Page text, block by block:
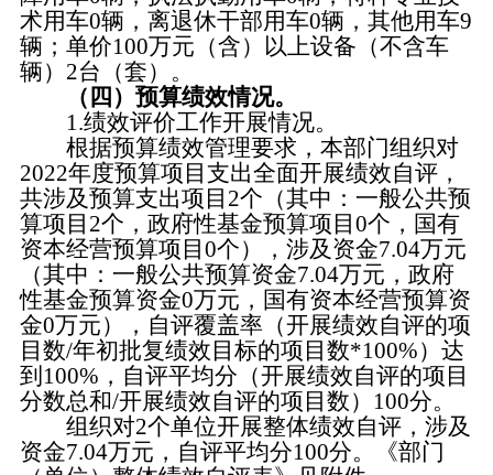
术用车0辆，离退休干部用车0辆，其他用车9
辆；单价100万元（含）以上设备（不含车
辆）2台（套）。
（四）预算绩效情况。
1.绩效评价工作开展情况。
根据预算绩效管理要求，本部门组织对
2022年度预算项目支出全面开展绩效自评，
共涉及预算支出项目2个（其中：一般公共预
算项目2个，政府性基金预算项目0个，国有
资本经营预算项目0个），涉及资金7.04万元
（其中：一般公共预算资金7.04万元，政府
性基金预算资金0万元，国有资本经营预算资
金0万元），自评覆盖率（开展绩效自评的项
目数/年初批复绩效目标的项目数*100%）达
到100%，自评平均分（开展绩效自评的项目
分数总和/开展绩效自评的项目数）100分。
组织对2个单位开展整体绩效自评，涉及
资金7.04万元，自评平均分100分。《部门